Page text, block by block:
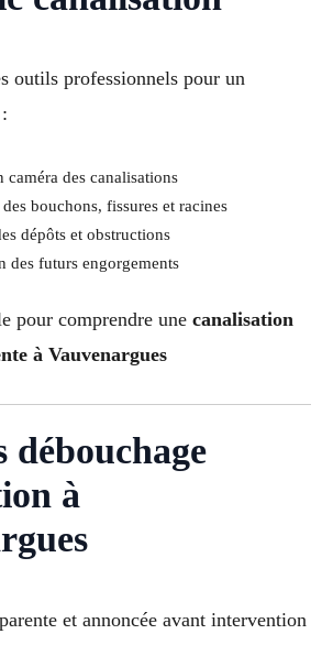
outils professionnels pour un
caméra des canalisations
bouchons, fissures et racines
dépôts et obstructions
des futurs engorgements
pour comprendre une canalisation
à Vauvenargues
débouchage
à
et annoncée avant intervention